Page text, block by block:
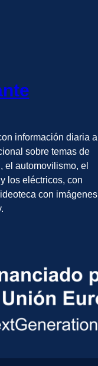
información diaria a
sobre temas de
el automovilismo, el
los eléctricos, con
con imágenes